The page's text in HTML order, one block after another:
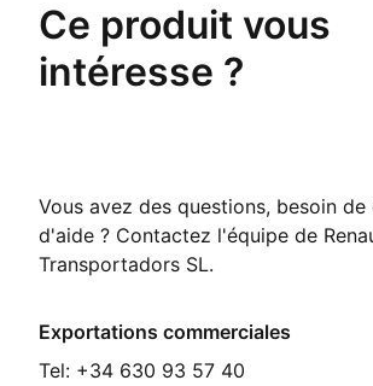
Ce produit vous
intéresse ?
Vous avez des questions, besoin de
d'aide ? Contactez l'équipe de
Transportadors SL.
Exportations commerciales
Tel: +34 630 93 57 40